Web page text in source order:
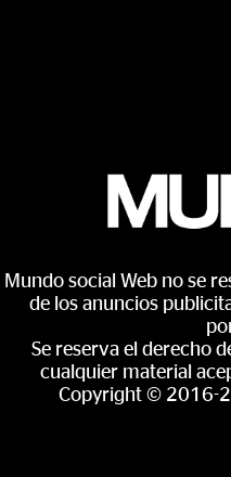
Mundo social Web no se
de los anuncios
Se reserva el derecho
cualquier material
Copyright © 2016-